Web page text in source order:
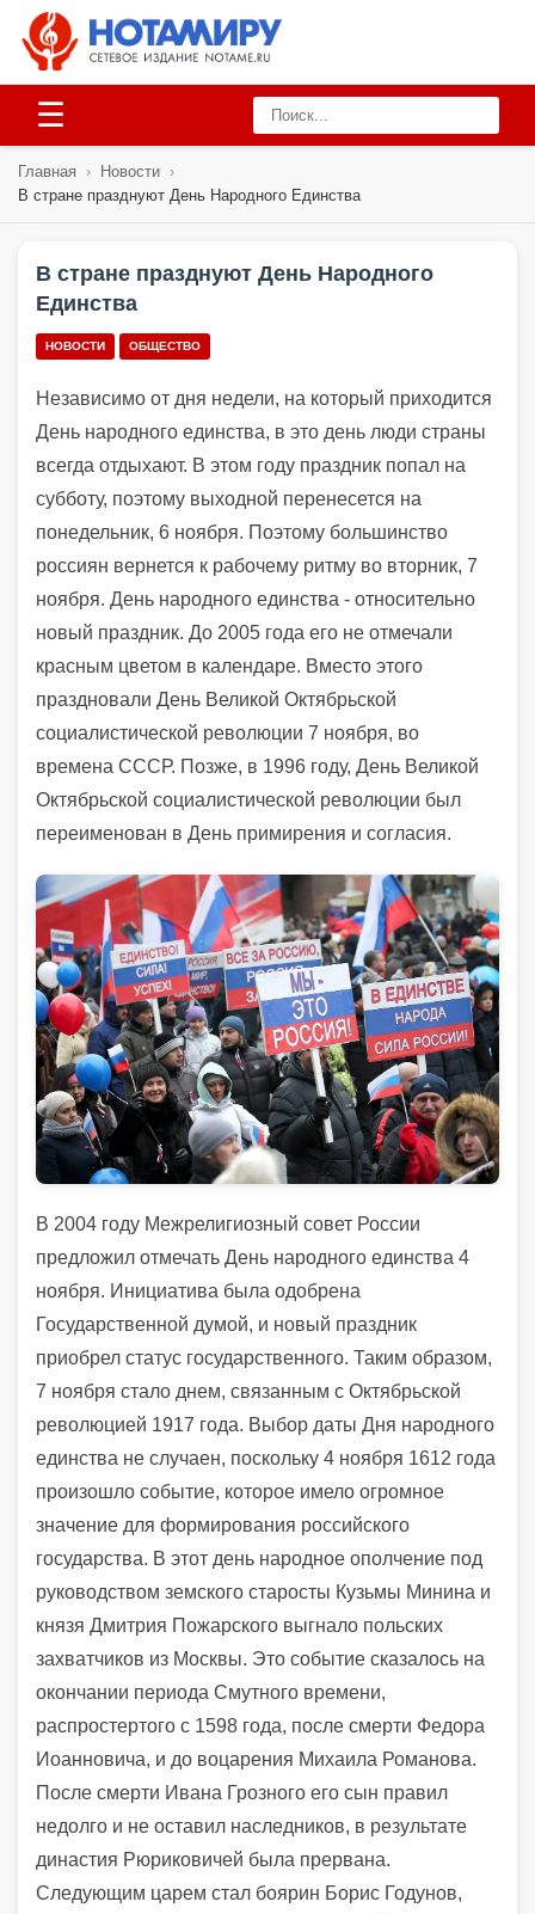
☰
Главная › Новости ›
В стране празднуют День Народного Единства
В стране празднуют День Народного
Единства
НОВОСТИ ОБЩЕСТВО
Независимо от дня недели, на который приходится
День народного единства, в это день люди страны
всегда отдыхают. В этом году праздник попал на
субботу, поэтому выходной перенесется на
понедельник, 6 ноября. Поэтому большинство
россиян вернется к рабочему ритму во вторник, 7
ноября. День народного единства - относительно
новый праздник. До 2005 года его не отмечали
красным цветом в календаре. Вместо этого
праздновали День Великой Октябрьской
социалистической революции 7 ноября, во
времена СССР. Позже, в 1996 году, День Великой
Октябрьской социалистической революции был
переименован в День примирения и согласия.
В 2004 году Межрелигиозный совет России
предложил отмечать День народного единства 4
ноября. Инициатива была одобрена
Государственной думой, и новый праздник
приобрел статус государственного. Таким образом,
7 ноября стало днем, связанным с Октябрьской
революцией 1917 года. Выбор даты Дня народного
единства не случаен, поскольку 4 ноября 1612 года
произошло событие, которое имело огромное
значение для формирования российского
государства. В этот день народное ополчение под
руководством земского старосты Кузьмы Минина и
князя Дмитрия Пожарского выгнало польских
захватчиков из Москвы. Это событие сказалось на
окончании периода Смутного времени,
распростертого с 1598 года, после смерти Федора
Иоанновича, и до воцарения Михаила Романова.
После смерти Ивана Грозного его сын правил
недолго и не оставил наследников, в результате
династия Рюриковичей была прервана.
Следующим царем стал боярин Борис Годунов,